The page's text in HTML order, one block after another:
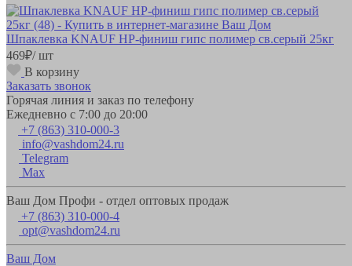
Шпаклевка KNAUF HP-финиш гипс полимер св.серый 25кг
469₽/ шт
В корзину
Заказать звонок
Горячая линия и заказ по телефону
Ежедневно с 7:00 до 20:00
+7 (863) 310-000-3
info@vashdom24.ru
Telegram
Max
Ваш Дом Профи - отдел оптовых продаж
+7 (863) 310-000-4
opt@vashdom24.ru
Ваш Дом